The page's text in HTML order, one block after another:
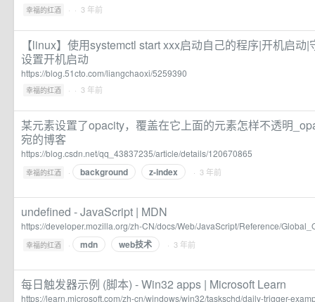
幸福的红酒 · · 3 年前
【linux】使用systemctl start xxx启动自己的程序|开机启动
设置开机启动
https://blog.51cto.com/liangchaoxi/5259390
幸福的红酒 · · 3 年前
某元素设置了opacity，覆盖在它上面的元素怎样不透明
宛的博客
https://blog.csdn.net/qq_43837235/article/details/120670865
幸福的红酒 · background z-index · 3 年前
undefined - JavaScript | MDN
https://developer.mozilla.org/zh-CN/docs/Web/JavaScript/Reference/
幸福的红酒 · mdn web技术 · 3 年前
每日触发器示例 (脚本) - Win32 apps | Microsoft Learn
https://learn.microsoft.com/zh-cn/windows/win32/taskschd/daily-trigger-